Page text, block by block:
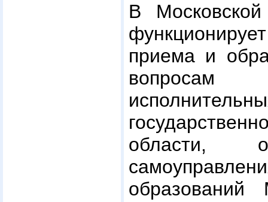
В
приема и
вопросам
области,
образований